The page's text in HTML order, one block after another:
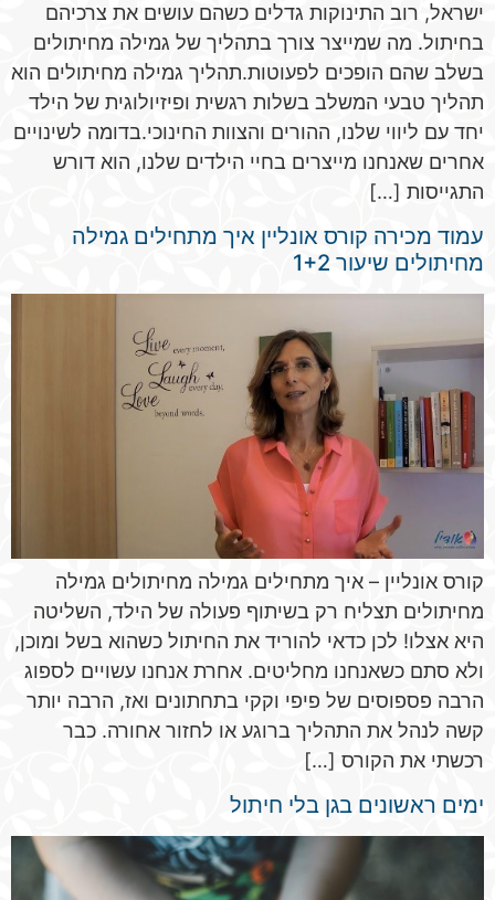
ישראל, רוב התינוקות גדלים כשהם עושים את צרכיהם
בחיתול. מה שמייצר צורך בתהליך של גמילה מחיתולים
בשלב שהם הופכים לפעוטות.תהליך גמילה מחיתולים הוא
תהליך טבעי המשלב בשלות רגשית ופיזיולוגית של הילד
יחד עם ליווי שלנו, ההורים והצוות החינוכי.בדומה לשינויים
אחרים שאנחנו מייצרים בחיי הילדים שלנו, הוא דורש
התגייסות […]
עמוד מכירה קורס אונליין איך מתחילים גמילה
מחיתולים שיעור 1+2
קורס אונליין – איך מתחילים גמילה מחיתולים גמילה
מחיתולים תצליח רק בשיתוף פעולה של הילד, השליטה
היא אצלו! לכן כדאי להוריד את החיתול כשהוא בשל ומוכן,
ולא סתם כשאנחנו מחליטים. אחרת אנחנו עשויים לספוג
הרבה פספוסים של פיפי וקקי בתחתונים ואז, הרבה יותר
קשה לנהל את התהליך ברוגע או לחזור אחורה. כבר
רכשתי את הקורס […]
ימים ראשונים בגן בלי חיתול